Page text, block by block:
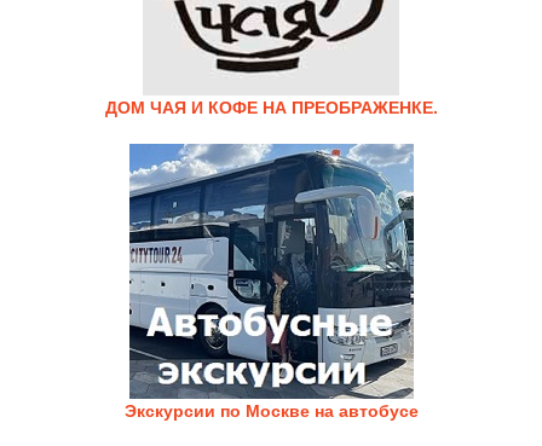
ДОМ ЧАЯ И КОФЕ НА ПРЕОБРАЖЕНКЕ.
Экскурсии по Москве на автобусе